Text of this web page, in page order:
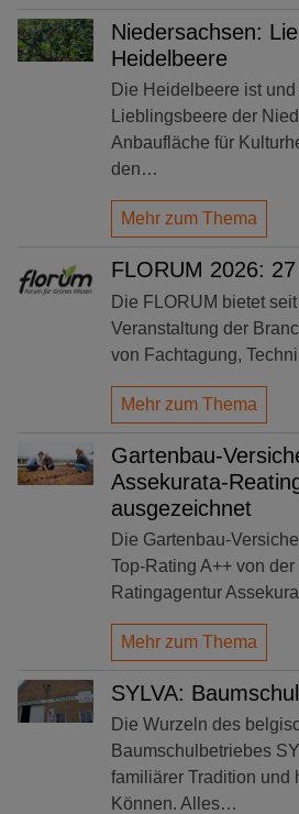
Niedersachsen:
Heidelbeere
Die Heidelbeere ist
Lieblingsbeere der
Anbaufläche für
den…
Mehr zum Thema
FLORUM 2026:
Die FLORUM bietet
Veranstaltung der
von Fachtagung,
Mehr zum Thema
Gartenbau-
Assekurata-
ausgezeichnet
Die Gartenbau-
Top-Rating A++ von
Ratingagentur
Mehr zum Thema
SYLVA:
Die Wurzeln des
Baumschulbetriebes
familiärer Tradition und
Können. Alles…